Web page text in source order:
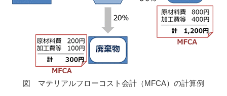
図 マテリアルフローコスト会計（MFCA）の計算例